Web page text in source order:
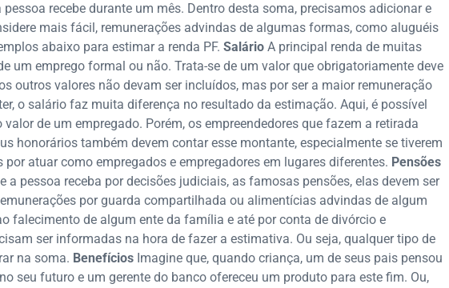
recebe durante um mês. Dentro desta soma, precisamos adicionar e
mais fácil, remunerações advindas de algumas formas, como aluguéis
abaixo para estimar a renda PF. Salário A principal renda de muitas
um emprego formal ou não. Trata-se de um valor que obrigatoriamente deve
outros valores não devam ser incluídos, mas por ser a maior remuneração
o salário faz muita diferença no resultado da estimação. Aqui, é possível
de um empregado. Porém, os empreendedores que fazem a retirada
honorários também devem contar esse montante, especialmente se tiverem
por atuar como empregados e empregadores em lugares diferentes. Pensões
a pessoa receba por decisões judiciais, as famosas pensões, elas devem ser
por guarda compartilhada ou alimentícias advindas de algum
falecimento de algum ente da família e até por conta de divórcio e
ser informadas na hora de fazer a estimativa. Ou seja, qualquer tipo de
na soma. Benefícios Imagine que, quando criança, um de seus pais pensou
seu futuro e um gerente do banco ofereceu um produto para este fim. Ou,